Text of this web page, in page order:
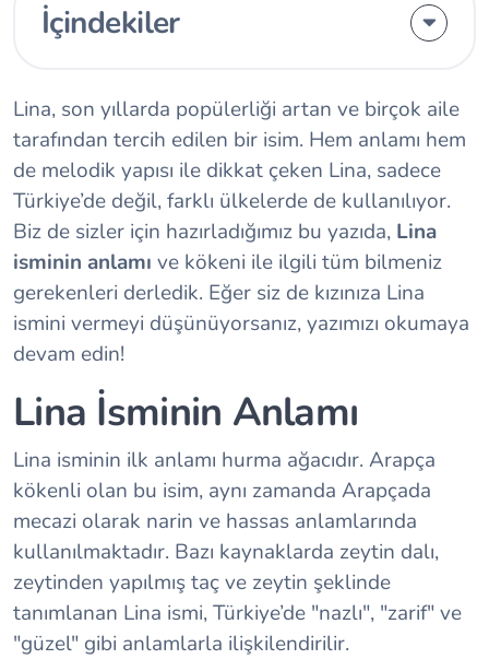
İçindekiler
Lina, son yıllarda popülerliği artan ve birçok aile
tarafından tercih edilen bir isim. Hem anlamı hem
de melodik yapısı ile dikkat çeken Lina, sadece
Türkiye’de değil, farklı ülkelerde de kullanılıyor.
Biz de sizler için hazırladığımız bu yazıda, Lina
isminin anlamı ve kökeni ile ilgili tüm bilmeniz
gerekenleri derledik. Eğer siz de kızınıza Lina
ismini vermeyi düşünüyorsanız, yazımızı okumaya
devam edin!
Lina İsminin Anlamı
Lina isminin ilk anlamı hurma ağacıdır. Arapça
kökenli olan bu isim, aynı zamanda Arapçada
mecazi olarak narin ve hassas anlamlarında
kullanılmaktadır. Bazı kaynaklarda zeytin dalı,
zeytinden yapılmış taç ve zeytin şeklinde
tanımlanan Lina ismi, Türkiye’de "nazlı", "zarif" ve
"güzel" gibi anlamlarla ilişkilendirilir.